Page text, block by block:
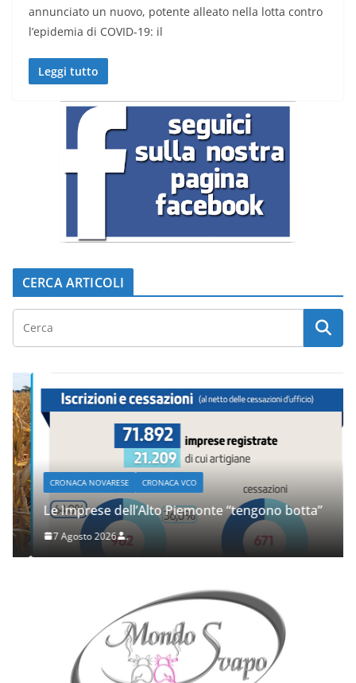
annunciato un nuovo, potente alleato nella lotta contro
l’epidemia di COVID-19: il
Leggi tutto
CERCA ARTICOLI
CRONACA NOVARESE CRONACA VCO
Le Imprese dell’Alto Piemonte “tengono botta”
7 Agosto 2026 .